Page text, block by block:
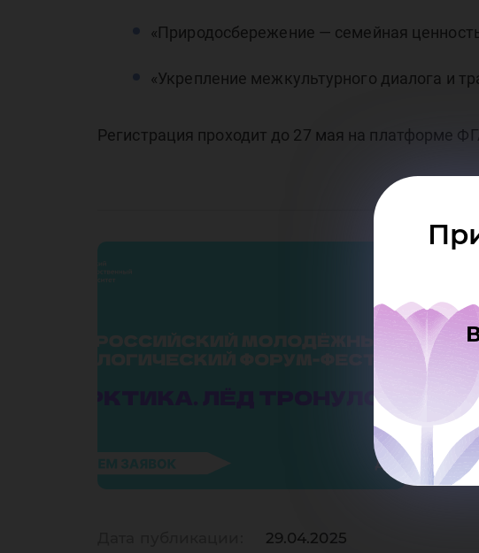
«Природосбережение — семейная
«Укрепление межкультурного диалога и
Регистрация проходит до 27 мая на платформе
29.04.2025